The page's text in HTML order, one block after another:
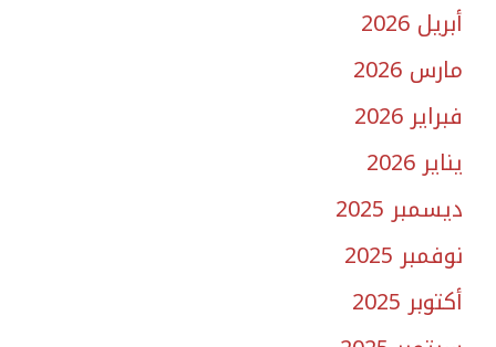
أبريل 2026
مارس 2026
فبراير 2026
يناير 2026
ديسمبر 2025
نوفمبر 2025
أكتوبر 2025